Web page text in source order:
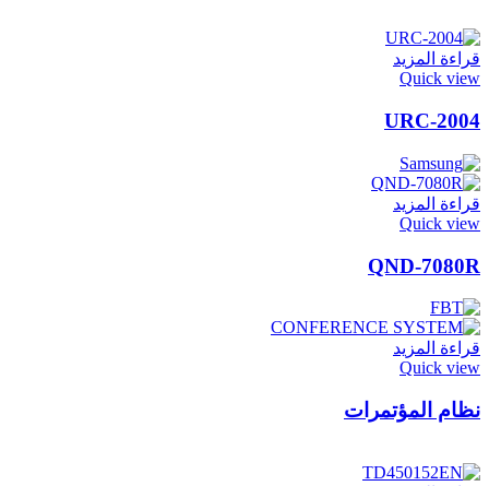
قراءة المزيد
Quick view
URC-2004
قراءة المزيد
Quick view
QND-7080R
قراءة المزيد
Quick view
نظام المؤتمرات